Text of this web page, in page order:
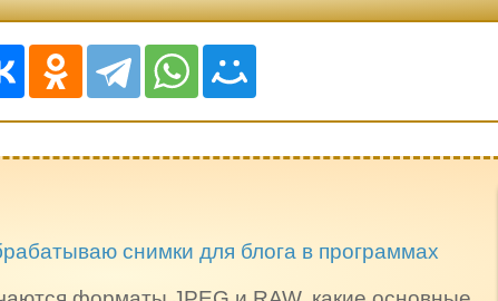
снимки для блога в программах